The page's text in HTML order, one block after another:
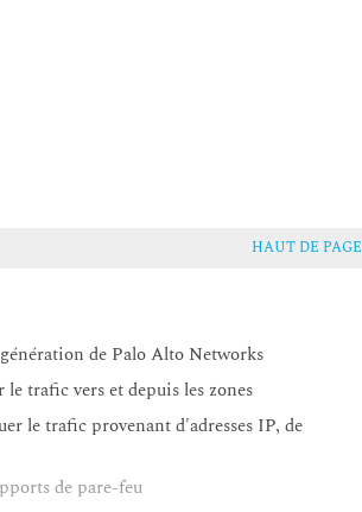
HAUT DE PAGE
de Palo Alto Networks
trafic vers et depuis les zones
le trafic provenant d'adresses IP, de
de pare-feu